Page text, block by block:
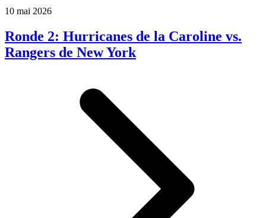
10 mai 2026
Ronde 2: Hurricanes de la Caroline vs.
Rangers de New York